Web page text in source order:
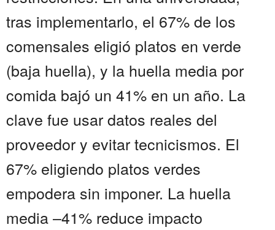
tras implementarlo, el 67% de los
comensales eligió platos en verde
(baja huella), y la huella media por
comida bajó un 41% en un año. La
clave fue usar datos reales del
proveedor y evitar tecnicismos. El
67% eligiendo platos verdes
empodera sin imponer. La huella
media –41% reduce impacto